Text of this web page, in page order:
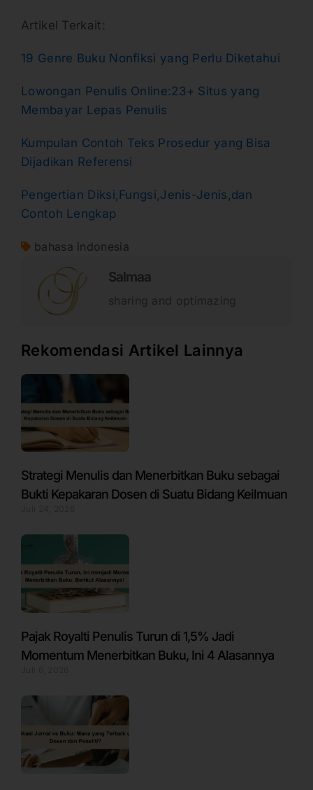
Artikel Terkait:
19 Genre Buku Nonfiksi yang Perlu Diketahui
Lowongan Penulis Online:23+ Situs yang
Membayar Lepas Penulis
Kumpulan Contoh Teks Prosedur yang Bisa
Dijadikan Referensi
Pengertian Diksi,Fungsi,Jenis-Jenis,dan
Contoh Lengkap
bahasa indonesia
Salmaa
sharing and optimazing
Rekomendasi Artikel Lainnya
Strategi Menulis dan Menerbitkan Buku sebagai
Bukti Kepakaran Dosen di Suatu Bidang Keilmuan
Pajak Royalti Penulis Turun di 1,5% Jadi
Momentum Menerbitkan Buku, Ini 4 Alasannya